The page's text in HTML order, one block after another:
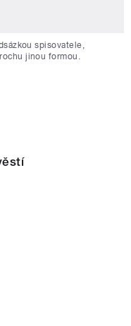
spisovatele,
jinou formou.